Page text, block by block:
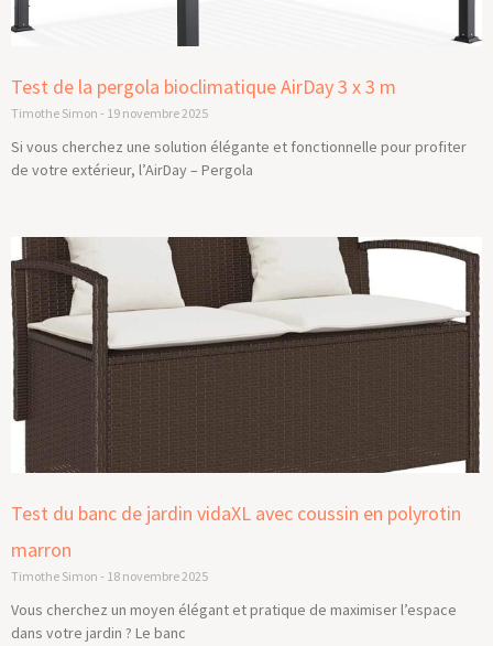
Test de la pergola bioclimatique AirDay 3 x 3 m
Timothe Simon 19 novembre 2025
Si vous cherchez une solution élégante et fonctionnelle pour profiter
de votre extérieur, l’AirDay – Pergola
Test du banc de jardin vidaXL avec coussin en polyrotin
marron
Timothe Simon 18 novembre 2025
Vous cherchez un moyen élégant et pratique de maximiser l’espace
dans votre jardin ? Le banc